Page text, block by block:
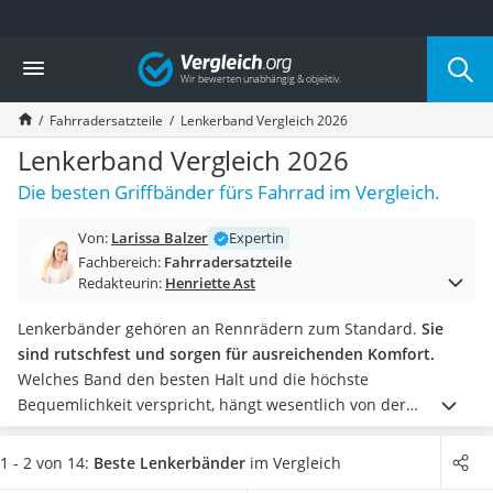
Die beliebtesten Vergleiche nach Kategorie
Freizeit & Sport
Gartentrampolin
Trampolin
Metalldetektor
Eufab-Fahrradträger
Trampolin 366 cm
Aluminium-Koffer
Futterboot
E-Bike-Dreirad
Trekkingschuhe Herren
Reisetasche mit Rollen
Klimmzugstation
Koffer
Nachtsichtgerät
Vergleich
Fahrradersatzteile Lenkerband Vergleich 2026
Lenkerband Vergleich 2026
Die besten Griffbänder fürs Fahrrad im Vergleich.
Von: Larissa Balzer
Expertin
Fachbereich: Fahrradersatzteile
Redakteurin: Henriette Ast
Lenkerbänder gehören an Rennrädern zum Standard. Sie
sind rutschfest und sorgen für ausreichenden Komfort.
Welches Band den besten Halt und die höchste
Bequemlichkeit verspricht, hängt wesentlich von der
Verarbeitung und dem verwendeten Material ab. Doch ob
nun Leder, Kork oder Synthetik – kaufen Sie in jedem Fall ein
1 - 2 von 14: Beste Lenkerbänder im Vergleich